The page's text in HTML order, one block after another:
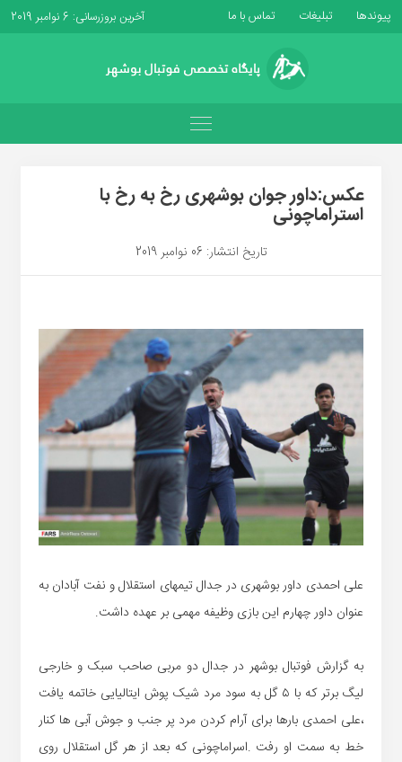
پیوندها تبلیغات تماس با ما آخرین بروزرسانی: 6 نوامبر 2019
عکس:داور جوان بوشهری رخ به رخ با
استراماچونی
تاریخ انتشار: 06 نوامبر 2019
علی احمدی داور بوشهری در جدال تیمهای استقلال و نفت آبادان به
عنوان داور چهارم این بازی وظیفه مهمی بر عهده داشت.
به گزارش فوتبال بوشهر در جدال دو مربی صاحب سبک و خارجی
لیگ برتر که با ۵ گل به سود مرد شیک پوش ایتالیایی خاتمه یافت
،علی احمدی بارها برای آرام کردن مرد پر جنب و جوش آبی ها کنار
خط به سمت او رفت .اسراماچونی که بعد از هر گل استقلال روی